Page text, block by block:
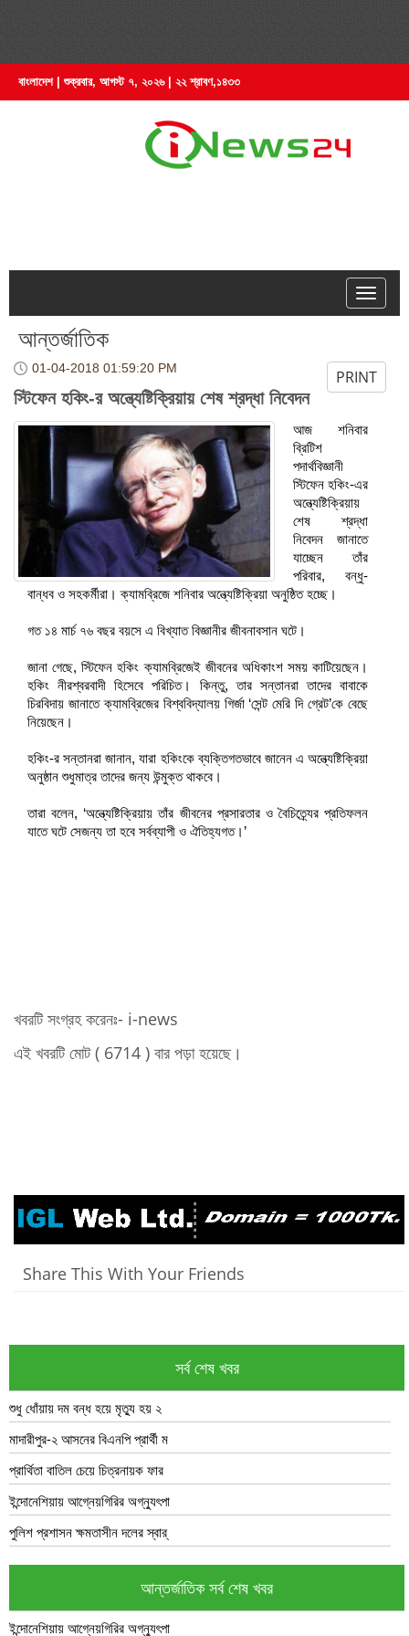
বাংলাদেশ | শুক্রবার, আগস্ট ৭, ২০২৬ | ২২ শ্রাবণ,১৪৩৩
আন্তর্জাতিক
PRINT
01-04-2018 01:59:20 PM
স্টিফেন হকিং-র অন্ত্যেষ্টিক্রিয়ায় শেষ শ্রদ্ধা নিবেদন
আজ শনিবার
ব্রিটিশ
পদার্থবিজ্ঞানী
স্টিফেন হকিং-এর
অন্ত্যেষ্টিক্রিয়ায়
শেষ শ্রদ্ধা
নিবেদন জানাতে
যাচ্ছেন তাঁর
পরিবার, বন্ধু-
বান্ধব ও সহকর্মীরা। ক্যামব্রিজে শনিবার অন্ত্যেষ্টিক্রিয়া অনুষ্ঠিত হচ্ছে।
গত ১৪ মার্চ ৭৬ বছর বয়সে এ বিখ্যাত বিজ্ঞানীর জীবনাবসান ঘটে।
জানা গেছে, স্টিফেন হকিং ক্যামব্রিজেই জীবনের অধিকাংশ সময় কাটিয়েছেন।
হকিং নীরশ্বরবাদী হিসেবে পরিচিত। কিন্তু, তার সন্তানরা তাদের বাবাকে
চিরবিদায় জানাতে ক্যামব্রিজের বিশ্ববিদ্যালয় গির্জা ‘সেন্ট মেরি দি গ্রেট’কে বেছে
নিয়েছেন।
হকিং-র সন্তানরা জানান, যারা হকিংকে ব্যক্তিগতভাবে জানেন এ অন্ত্যেষ্টিক্রিয়া
অনুষ্ঠান শুধুমাত্র তাদের জন্য উন্মুক্ত থাকবে।
তারা বলেন, ‘অন্ত্যেষ্টিক্রিয়ায় তাঁর জীবনের প্রসারতার ও বৈচিত্র্যের প্রতিফলন
যাতে ঘটে সেজন্য তা হবে সর্বব্যাপী ও ঐতিহ্যগত।’
খবরটি সংগ্রহ করেনঃ- i-news
এই খবরটি মোট ( 6714 ) বার পড়া হয়েছে।
Share This With Your Friends
সর্ব শেষ খবর
শুধু ধোঁয়ায় দম বন্ধ হয়ে মৃত্যু হয় ২
মাদারীপুর-২ আসনের বিএনপি প্রার্থী ম
প্রার্থিতা বাতিল চেয়ে চিত্রনায়ক ফার
ইন্দোনেশিয়ায় আগ্নেয়গিরির অগ্ন্যুৎপা
পুলিশ প্রশাসন ক্ষমতাসীন দলের স্বার্
আন্তর্জাতিক সর্ব শেষ খবর
ইন্দোনেশিয়ায় আগ্নেয়গিরির অগ্ন্যুৎপা